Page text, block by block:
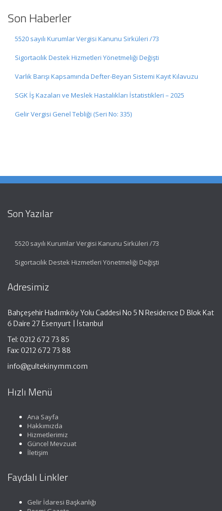
Son Haberler
5520 sayılı Kurumlar Vergisi Kanunu Sirküleri /73
Sigortacılık Destek Hizmetleri Yönetmeliği Değişti
Varlık Barışı Kapsamında Defter-Beyan Sistemi Kayıt Kılavuzu
SGK İş Kazaları ve Meslek Hastalıkları İstatistikleri – 2025
Gelir Vergisi Genel Tebliği (Seri No: 335)
Son Yazılar
5520 sayılı Kurumlar Vergisi Kanunu Sirküleri /73
Sigortacılık Destek Hizmetleri Yönetmeliği Değişti
Adresimiz
Bahçeşehir Hadımköy Yolu Caddesi No 5 N Residence D Blok Kat
6 Daire 27 Esenyurt | İstanbul
Tel: 0212 672 73 85
Fax: 0212 672 73 88
info@gultekinymm.com
Hızlı Menü
Ana Sayfa
Hakkımızda
Hizmetlerimiz
Güncel Mevzuat
İletişim
Faydalı Linkler
Gelir İdaresi Başkanlığı